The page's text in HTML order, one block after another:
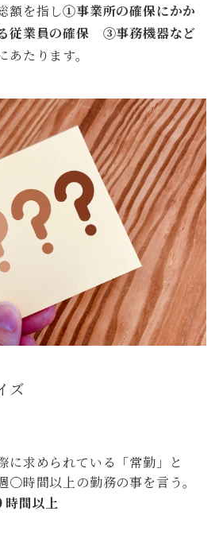
額を指し①事業所の確保にかか
従業員の確保 ③事務機器など
たります。
ズ
に求められている「常勤」と
〇時間以上の勤務の事を言う。
時間以上